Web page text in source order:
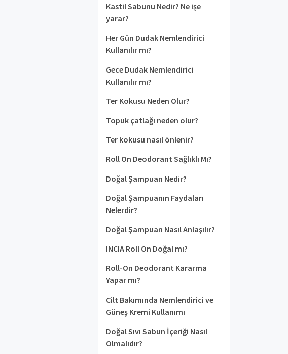
Kastil Sabunu Nedir? Ne işe
yarar?
Her Gün Dudak Nemlendirici
Kullanılır mı?
Gece Dudak Nemlendirici
Kullanılır mı?
Ter Kokusu Neden Olur?
Topuk çatlağı neden olur?
Ter kokusu nasıl önlenir?
Roll On Deodorant Sağlıklı Mı?
Doğal Şampuan Nedir?
Doğal Şampuanın Faydaları
Nelerdir?
Doğal Şampuan Nasıl Anlaşılır?
INCIA Roll On Doğal mı?
Roll-On Deodorant Kararma
Yapar mı?
Cilt Bakımında Nemlendirici ve
Güneş Kremi Kullanımı
Doğal Sıvı Sabun İçeriği Nasıl
Olmalıdır?